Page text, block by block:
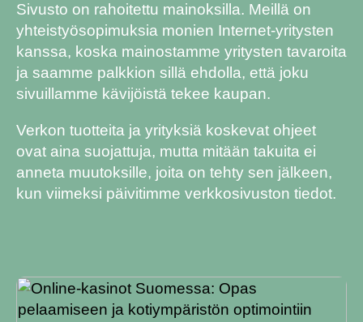
Sivusto on rahoitettu mainoksilla. Meillä on
yhteistyösopimuksia monien Internet-yritysten
kanssa, koska mainostamme yritysten tavaroita
ja saamme palkkion sillä ehdolla, että joku
sivuillamme kävijöistä tekee kaupan.
Verkon tuotteita ja yrityksiä koskevat ohjeet
ovat aina suojattuja, mutta mitään takuita ei
anneta muutoksille, joita on tehty sen jälkeen,
kun viimeksi päivitimme verkkosivuston tiedot.